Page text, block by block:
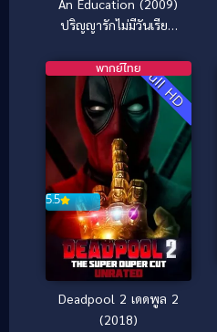
An Education (2009)
ปริญญารักไม่มีวันเรียน
Full HD
5.5
พากย์ไทย
Deadpool 2 เดดพูล 2
(2018)